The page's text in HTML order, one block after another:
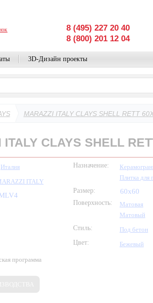
8 (495) 227 20 40
8 (800) 201 12 04
3D-Дизайн проекты
MARAZZI ITALY CLAYS SHELL RETT
ITALY CLAYS SHELL
Италия
ITALY
Назначение:
Плитка для
Размер:
60x60
Поверхность:
Матовая
Матовый
Стиль:
Под бетон
Цвет:
Бежевый
программа